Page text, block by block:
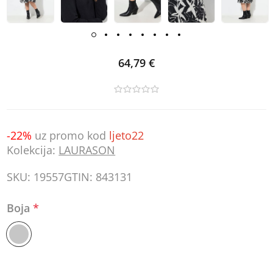
64,79 €
-22% uz promo kod ljeto22
Kolekcija: LAURASON
SKU: 19557GTIN: 843131
Boja*